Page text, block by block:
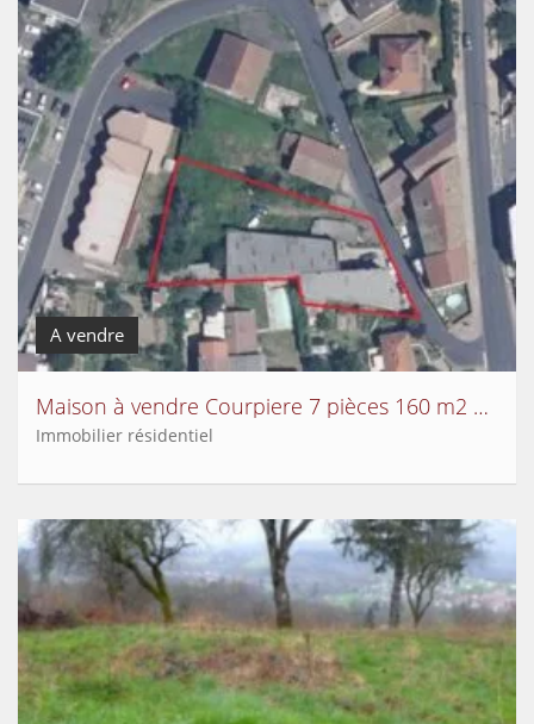
A vendre
Maison à vendre Courpiere 7 pièces 160 m2 Puy de dome
Immobilier résidentiel